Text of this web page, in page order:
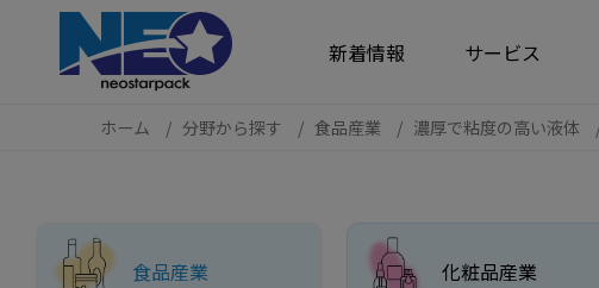
新着情報 サービス
ホーム 分野から探す 食品産業 濃厚で粘度の高い液体
食品産業 化粧品産業
クッキー利用の管理について